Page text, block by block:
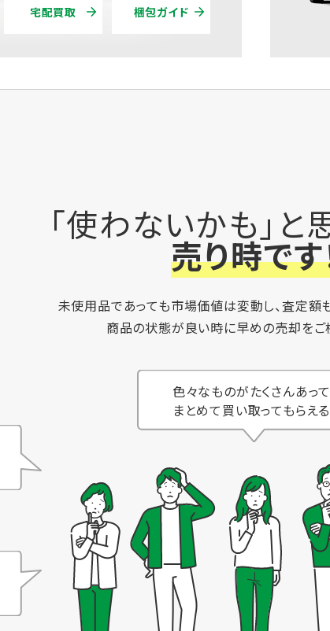
宅配買取 梱包ガイド
「使わないかも」と
売り時です
未使用品であっても市場価値は変動し、査定額
商品の状態が良い時に早めの売却をご
色々なものがたくさんあって
まとめて買い取ってもらえる